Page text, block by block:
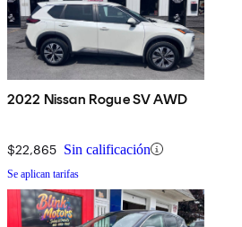
2022 Nissan Rogue SV AWD
$22,865 Sin calificación
Se aplican tarifas